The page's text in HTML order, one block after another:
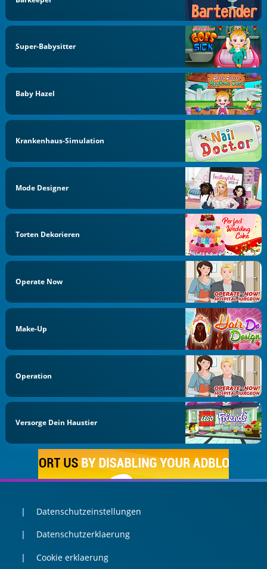
Super-Babysitter
Baby Hazel
Krankenhaus-Simulation
Mode Designer
Torten Dekorieren
Operate Now
Make-Up
Operation
Versorge Dein Haustier
Datenschutzeinstellungen
Datenschutzerklaerung
Cookie erklaerung